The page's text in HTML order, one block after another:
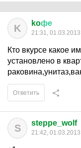
K koфе
21:31, 01.03.2013
Кто вкурсе какое
установлено в
Ответить
S steppe_wolf
21:42, 01.03.2013